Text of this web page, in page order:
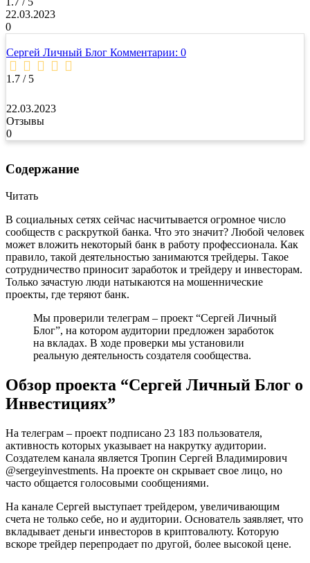
22.03.2023
0
Сергей Личный Блог Комментарии: 0
1.7 / 5
22.03.2023
Отзывы
0
Содержание
Читать
В социальных сетях сейчас насчитывается огромное число
сообществ с раскруткой банка. Что это значит? Любой человек
может вложить некоторый банк в работу профессионала. Как
правило, такой деятельностью занимаются трейдеры. Такое
сотрудничество приносит заработок и трейдеру и инвесторам.
Только зачастую люди натыкаются на мошеннические
проекты, где теряют банк.
Мы проверили телеграм – проект “Сергей Личный
Блог”, на котором аудитории предложен заработок
на вкладах. В ходе проверки мы установили
реальную деятельность создателя сообщества.
Обзор проекта “Сергей Личный Блог о
Инвестициях”
На телеграм – проект подписано 23 183 пользователя,
активность которых указывает на накрутку аудитории.
Создателем канала является Тропин Сергей Владимирович
@sergeyinvestments. На проекте он скрывает свое лицо, но
часто общается голосовыми сообщениями.
На канале Сергей выступает трейдером, увеличивающим
счета не только себе, но и аудитории. Основатель заявляет, что
вкладывает деньги инвесторов в криптовалюту. Которую
вскоре трейдер перепродает по другой, более высокой цене.